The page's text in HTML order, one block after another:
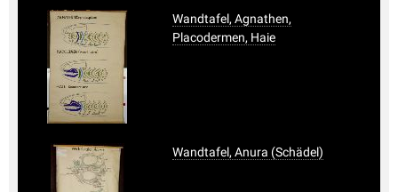
Wandtafel, Agnathen,
Placodermen, Haie
Wandtafel, Anura (Schädel)